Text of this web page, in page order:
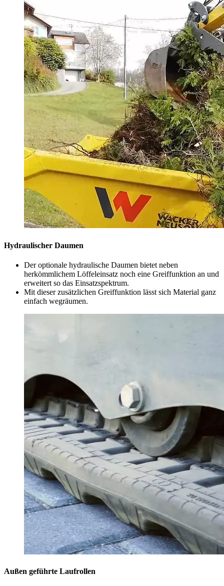
Hydraulischer Daumen
Der optionale hydraulische Daumen bietet neben
herkömmlichem Löffeleinsatz noch eine Greiffunktion an und
erweitert so das Einsatzspektrum.
Mit dieser zusätzlichen Greiffunktion lässt sich Material ganz
einfach wegräumen.
Außen geführte Laufrollen